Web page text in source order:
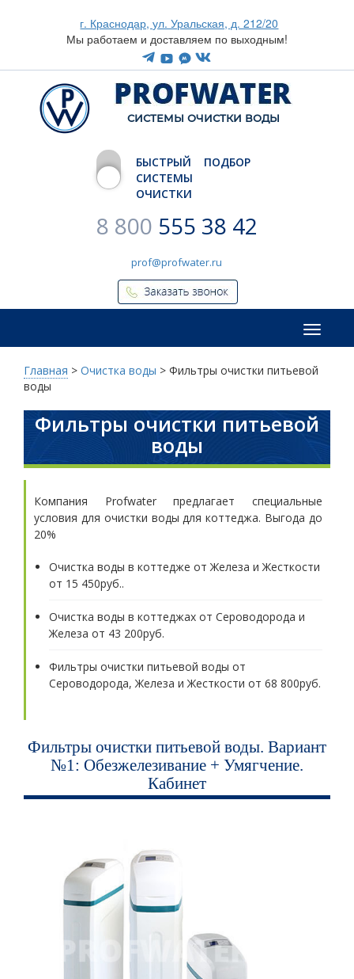
г. Краснодар, ул. Уральская, д. 212/20
Мы работаем и доставляем по выходным!
CИСТЕМЫ ОЧИСТКИ ВОДЫ
БЫСТРЫЙ ПОДБОР
СИСТЕМЫ
ОЧИСТКИ
8 800 555 38 42
prof@profwater.ru
Меню
Главная > Очистка воды > Фильтры очистки питьевой
воды
Фильтры очистки питьевой
воды
Компания Profwater предлагает специальные
условия для очистки воды для коттеджа. Выгода до
20%
Очистка воды в коттедже от Железа и Жесткости
от 15 450руб..
Очистка воды в коттеджах от Сероводорода и
Железа от 43 200руб.
Фильтры очистки питьевой воды от
Сероводорода, Железа и Жесткости от 68 800руб.
Фильтры очистки питьевой воды. Вариант
№1: Обезжелезивание + Умягчение.
Кабинет